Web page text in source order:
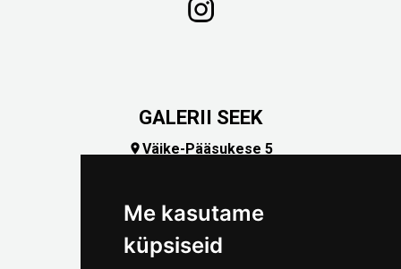
Me kasutame
küpsiseid
GALERII SEEK
Väike-Pääsukese 5